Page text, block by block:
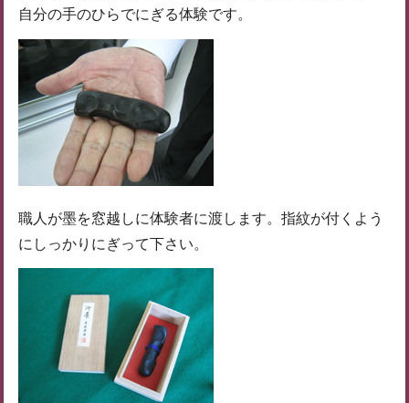
自分の手のひらでにぎる体験です。
職人が墨を窓越しに体験者に渡します。指紋が付くよう
にしっかりにぎって下さい。